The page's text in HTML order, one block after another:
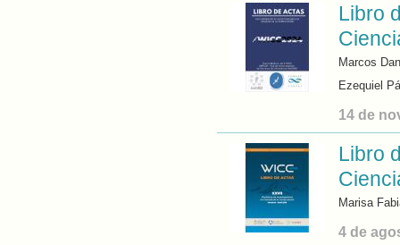
Libro
Marcos
Ezequiel
14 de
Libro
Marisa
4 de